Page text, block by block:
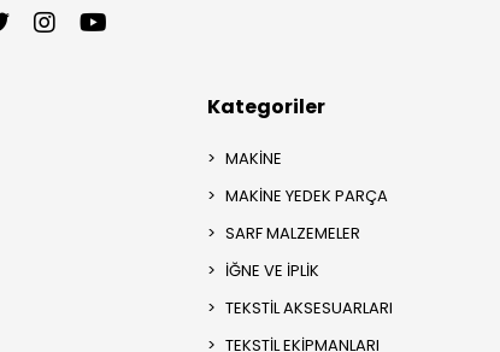
Kategoriler
MAKİNE
MAKİNE YEDEK PARÇA
SARF MALZEMELER
İĞNE VE İPLİK
TEKSTİL AKSESUARLARI
TEKSTİL EKİPMANLARI